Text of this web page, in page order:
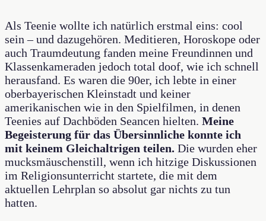
Als Teenie wollte ich natürlich erstmal eins: cool
sein – und dazugehören. Meditieren, Horoskope oder
auch Traumdeutung fanden meine Freundinnen und
Klassenkameraden jedoch total doof, wie ich schnell
herausfand. Es waren die 90er, ich lebte in einer
oberbayerischen Kleinstadt und keiner
amerikanischen wie in den Spielfilmen, in denen
Teenies auf Dachböden Seancen hielten. Meine
Begeisterung für das Übersinnliche konnte ich
mit keinem Gleichaltrigen teilen. Die wurden eher
mucksmäuschenstill, wenn ich hitzige Diskussionen
im Religionsunterricht startete, die mit dem
aktuellen Lehrplan so absolut gar nichts zu tun
hatten.